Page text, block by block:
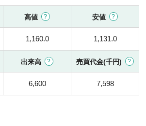
高値 安値
1,160.0 1,131.0
出来高 売買代金(千円)
6,600 7,598